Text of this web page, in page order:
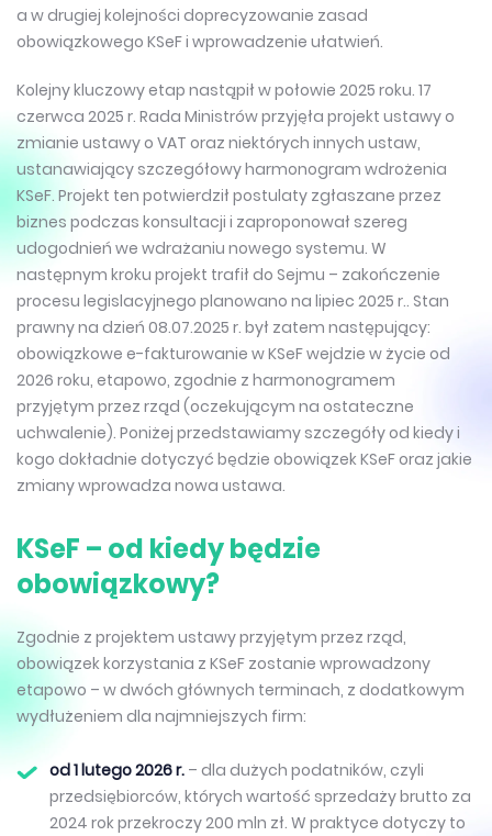
a w drugiej kolejności doprecyzowanie zasad
obowiązkowego KSeF i wprowadzenie ułatwień.
Kolejny kluczowy etap nastąpił w połowie 2025 roku. 17
czerwca 2025 r. Rada Ministrów przyjęła projekt ustawy o
zmianie ustawy o VAT oraz niektórych innych ustaw,
ustanawiający szczegółowy harmonogram wdrożenia
KSeF. Projekt ten potwierdził postulaty zgłaszane przez
biznes podczas konsultacji i zaproponował szereg
udogodnień we wdrażaniu nowego systemu. W
następnym kroku projekt trafił do Sejmu – zakończenie
procesu legislacyjnego planowano na lipiec 2025 r.. Stan
prawny na dzień 08.07.2025 r. był zatem następujący:
obowiązkowe e-fakturowanie w KSeF wejdzie w życie od
2026 roku, etapowo, zgodnie z harmonogramem
przyjętym przez rząd (oczekującym na ostateczne
uchwalenie). Poniżej przedstawiamy szczegóły od kiedy i
kogo dokładnie dotyczyć będzie obowiązek KSeF oraz jakie
zmiany wprowadza nowa ustawa.
KSeF – od kiedy będzie
obowiązkowy?
Zgodnie z projektem ustawy przyjętym przez rząd,
obowiązek korzystania z KSeF zostanie wprowadzony
etapowo – w dwóch głównych terminach, z dodatkowym
wydłużeniem dla najmniejszych firm:
od 1 lutego 2026 r. – dla dużych podatników, czyli
przedsiębiorców, których wartość sprzedaży brutto za
2024 rok przekroczy 200 mln zł. W praktyce dotyczy to